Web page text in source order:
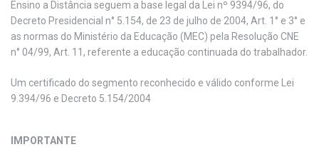
Ensino a Distância seguem a base legal da Lei nº 9394/96, do
Decreto Presidencial n° 5.154, de 23 de julho de 2004, Art. 1° e 3° e
as normas do Ministério da Educação (MEC) pela Resolução CNE
n° 04/99, Art. 11, referente a educação continuada do trabalhador.
Um certificado do segmento reconhecido e válido conforme Lei
9.394/96 e Decreto 5.154/2004
IMPORTANTE